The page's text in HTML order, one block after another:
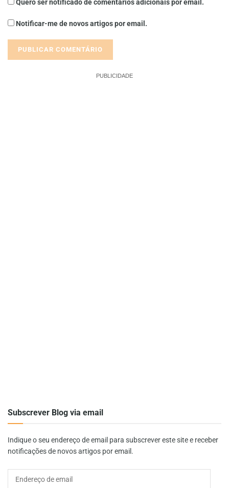
Quero ser notificado de comentários adicionais por email.
Notificar-me de novos artigos por email.
PUBLICIDADE
Subscrever Blog via email
Indique o seu endereço de email para subscrever este site e receber
notificações de novos artigos por email.